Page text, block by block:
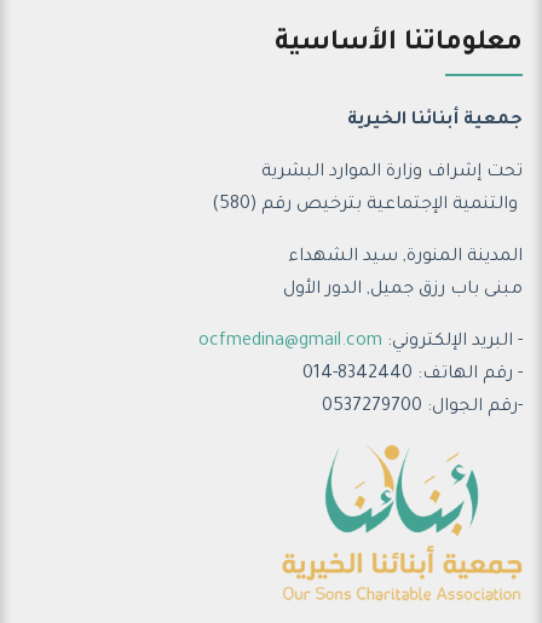
معلوماتنا الأساسية
جمعية أبنائنا الخيرية
تحت إشراف وزارة الموارد البشرية
والتنمية الإجتماعية بترخيص رقم (580)
المدينة المنورة, سيد الشهداء
مبنى باب رزق جميل, الدور الأول
- البريد الإلكتروني: ocfmedina@gmail.com
- رقم الهاتف: 8342440-014
-رقم الجوال: 0537279700